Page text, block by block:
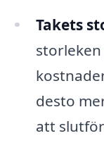
Takets
desto
att